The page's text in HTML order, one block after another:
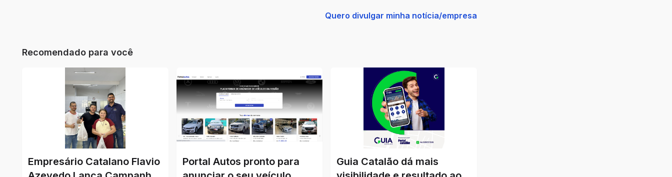
Quero divulgar minha notícia/empresa
Recomendado para você
Empresário Catalano Flavio
Portal Autos pronto para
Guia Catalão dá mais